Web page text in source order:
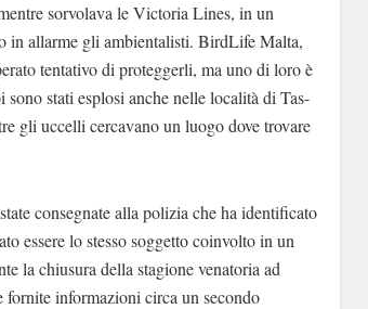
sorvolava le Victoria Lines, in un
in allarme gli ambientalisti. BirdLife Malta,
tentativo di proteggerli, ma uno di loro è
stati esplosi anche nelle località di Tas-
gli uccelli cercavano un luogo dove trovare
consegnate alla polizia che ha identificato
essere lo stesso soggetto coinvolto in un
la chiusura della stagione venatoria ad
fornite informazioni circa un secondo